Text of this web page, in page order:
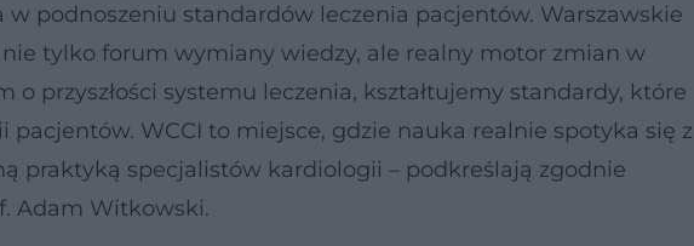
podnoszeniu standardów leczenia pacjentów. Warszawskie
tylko forum wymiany wiedzy, ale realny motor zmian w
przyszłości systemu leczenia, kształtujemy standardy, które
pacjentów. WCCI to miejsce, gdzie nauka realnie spotyka się z
praktyką specjalistów kardiologii – podkreślają zgodnie
Adam Witkowski.